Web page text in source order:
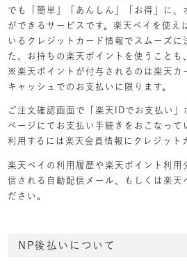
でも「簡単」「あんしん」「お得」に、
ができるサービスです。楽天ペイを使え
いるクレジットカード情報でスムーズに
た、お持ちの楽天ポイントを使うことも
※楽天ポイントが付与されるのは楽天カ
キャッシュでのお支払いに限ります。
ご注文確認画面で「楽天IDでお支払い」
ページにてお支払い手続きをおこなって
利用するには楽天会員情報にクレジット
楽天ペイの利用履歴や楽天ポイント利用
信される自動配信メール、もしくは楽天
ださい。
NP後払いについて